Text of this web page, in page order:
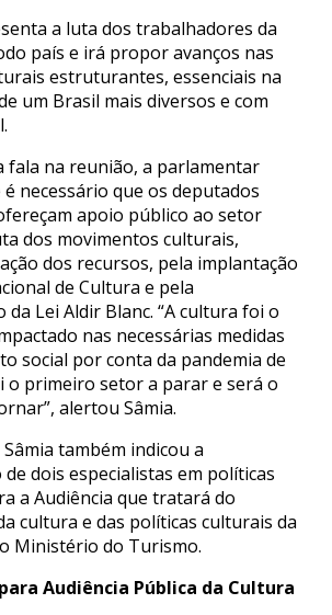
a luta dos trabalhadores da
país e irá propor avanços nas
estruturantes, essenciais na
um Brasil mais diversos e com
fala na reunião, a parlamentar
necessário que os deputados
apoio público ao setor
dos movimentos culturais,
dos recursos, pela implantação
de Cultura e pela
Lei Aldir Blanc. “A cultura foi o
nas necessárias medidas
social por conta da pandemia de
o primeiro setor a parar e será o
alertou Sâmia.
Sâmia também indicou a
dois especialistas em políticas
a Audiência que tratará do
cultura e das políticas culturais da
Ministério do Turismo.
Audiência Pública da Cultura